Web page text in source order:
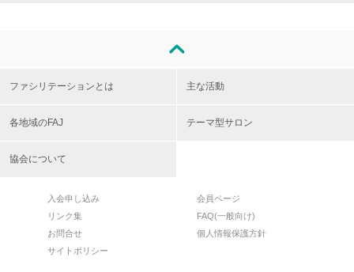
ファシリテーションとは 主な活動
各地域のFAJ テーマ型サロン
協会について
入会申し込み
会員ページ
リンク集
FAQ(一般向け)
お問合せ
個人情報保護方針
サイトポリシー